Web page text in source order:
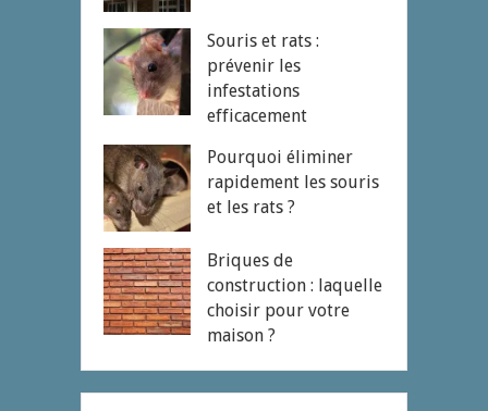
Souris et rats :
prévenir les
infestations
efficacement
Pourquoi éliminer
rapidement les souris
et les rats ?
Briques de
construction : laquelle
choisir pour votre
maison ?